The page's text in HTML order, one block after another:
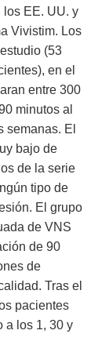
los EE. UU. y
Vivistim. Los
(53
en el
entre 300
minutos al
semanas. El
bajo de
de la serie
tipo de
El grupo
de VNS
de 90
de
Tras el
pacientes
a los 1, 30 y